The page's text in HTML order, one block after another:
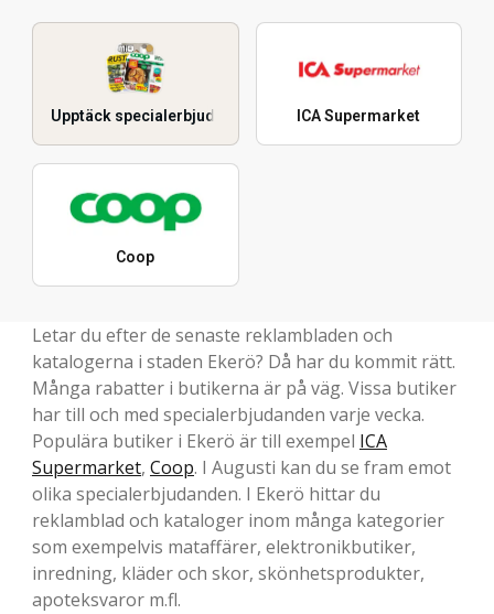
Upptäck specialerbjudanden ICA Supermarket
Coop
Letar du efter de senaste reklambladen och
katalogerna i staden Ekerö? Då har du kommit rätt.
Många rabatter i butikerna är på väg. Vissa butiker
har till och med specialerbjudanden varje vecka.
Populära butiker i Ekerö är till exempel ICA
Supermarket, Coop. I Augusti kan du se fram emot
olika specialerbjudanden. I Ekerö hittar du
reklamblad och kataloger inom många kategorier
som exempelvis mataffärer, elektronikbutiker,
inredning, kläder och skor, skönhetsprodukter,
apoteksvaror m.fl.